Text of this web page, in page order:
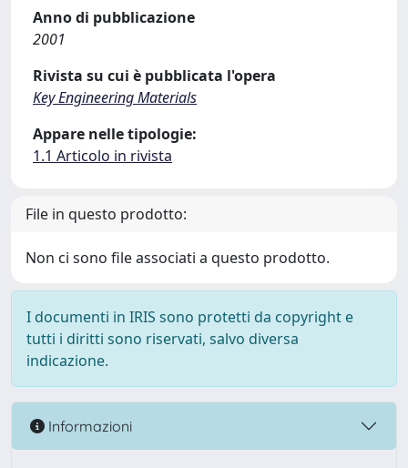
Anno di pubblicazione
2001
Rivista su cui è pubblicata l'opera
Key Engineering Materials
Appare nelle tipologie:
1.1 Articolo in rivista
File in questo prodotto:
Non ci sono file associati a questo prodotto.
I documenti in IRIS sono protetti da copyright e
tutti i diritti sono riservati, salvo diversa
indicazione.
Informazioni